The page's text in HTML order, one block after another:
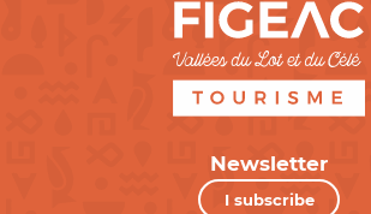
Newsletter
I subscribe